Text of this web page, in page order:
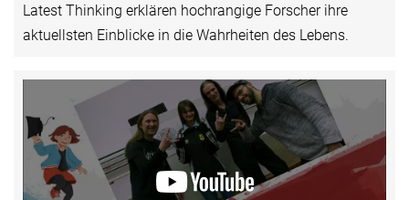
Latest Thinking erklären hochrangige Forscher ihre
aktuellsten Einblicke in die Wahrheiten des Lebens.